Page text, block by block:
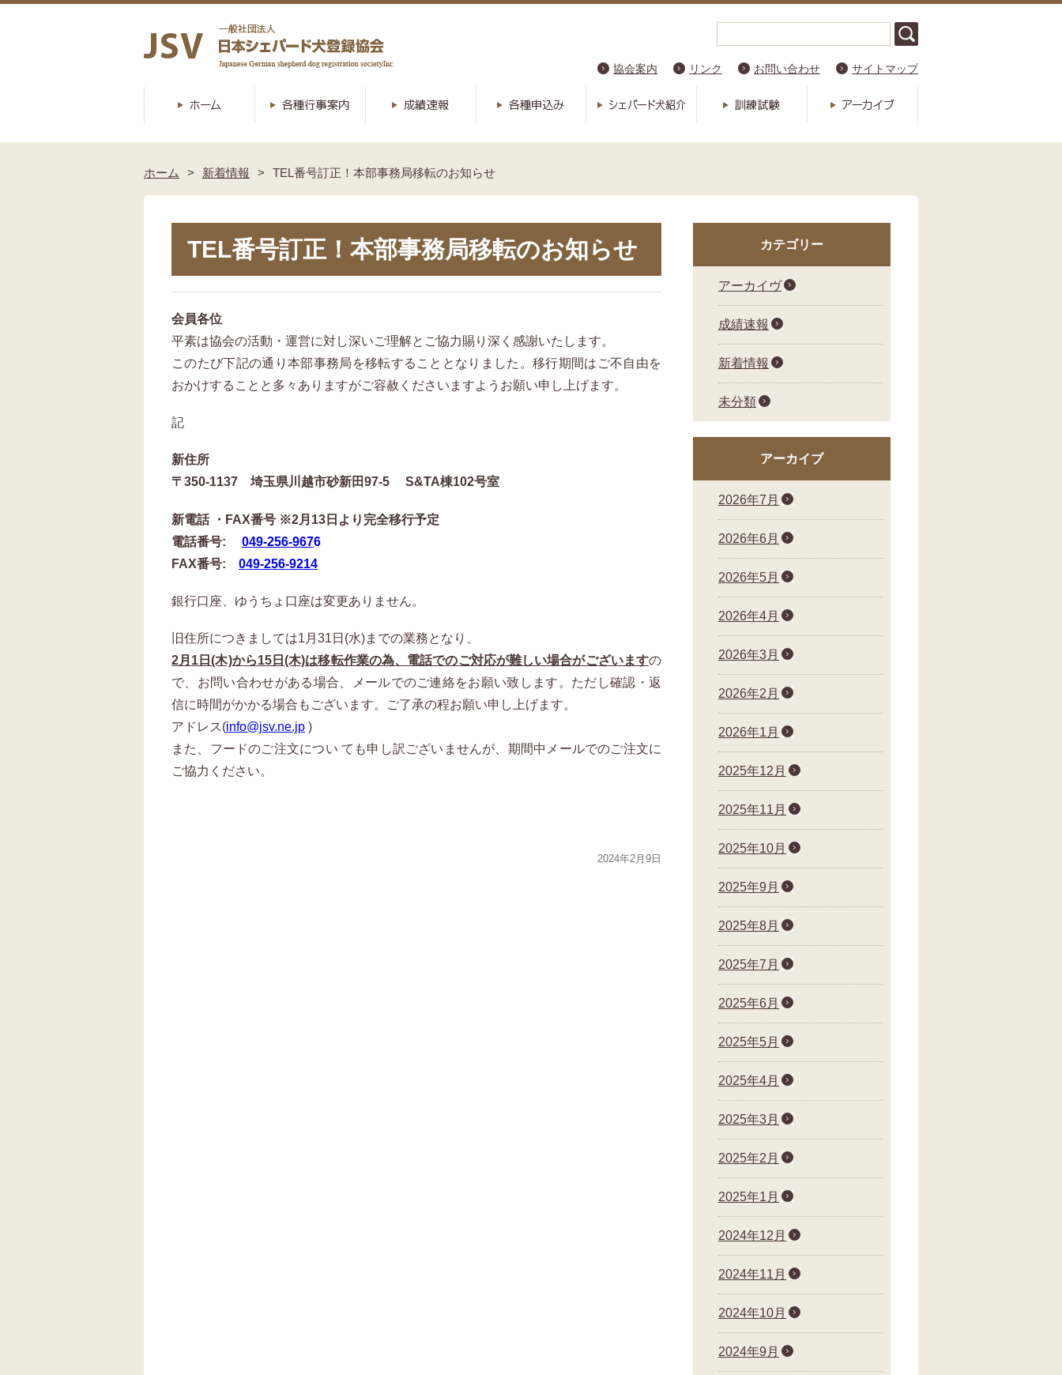
協会案内 リンク お問い合わせ サイトマップ
ホーム 新着情報 TEL番号訂正！本部事務局移転のお知らせ
TEL番号訂正！本部事務局移転のお知らせ
会員各位
平素は協会の活動・運営に対し深いご理解とご協力賜り深く感謝いたします。
このたび下記の通り本部事務局を移転することとなりました。移行期間はご不自由を
おかけすることと多々ありますがご容赦くださいますようお願い申し上げます。
記
新住所
〒350-1137 埼玉県川越市砂新田97-5 S&TA棟102号室
新電話 ・FAX番号 ※2月13日より完全移行予定
電話番号: 049-256-9676
FAX番号: 049-256-9214
銀行口座、ゆうちょ口座は変更ありません。
旧住所につきましては1月31日(水)までの業務となり、
2月1日(木)から15日(木)は移転作業の為、電話でのご対応が難しい場合がございますの
で、お問い合わせがある場合、メールでのご連絡をお願い致します。ただし確認・返
信に時間がかかる場合もございます。ご了承の程お願い申し上げます。
アドレス(info@jsv.ne.jp )
また、フードのご注文につい ても申し訳ございませんが、期間中メールでのご注文に
ご協力ください。
2024年2月9日
カテゴリー
アーカイヴ
成績速報
新着情報
未分類
アーカイブ
2026年7月
2026年6月
2026年5月
2026年4月
2026年3月
2026年2月
2026年1月
2025年12月
2025年11月
2025年10月
2025年9月
2025年8月
2025年7月
2025年6月
2025年5月
2025年4月
2025年3月
2025年2月
2025年1月
2024年12月
2024年11月
2024年10月
2024年9月